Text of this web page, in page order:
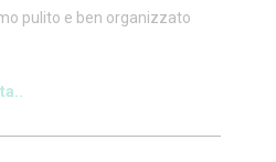
pulito e ben organizzato